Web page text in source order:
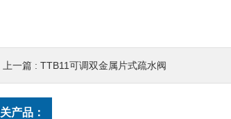
上一篇 : TTB11可调双金属片式疏水阀
产品：